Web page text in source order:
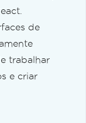
de
trabalhar
e criar